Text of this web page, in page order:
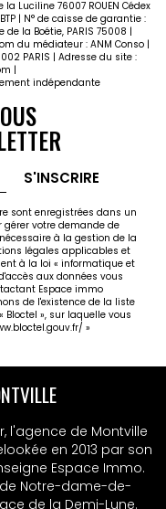
Luciline 76007 ROUEN Cédex
| N° de caisse de garantie :
de la Boétie, PARIS 75008 |
du médiateur : ANM Conso |
PARIS | Adresse du site :
|
indépendante
S'INSCRIRE
sont enregistrées dans un
votre demande de
à la gestion de la
légales applicables et
à la loi « informatique et
aux données vous
Espace immo
de l'existence de la liste
», sur laquelle vous
»
l'agence de Montville
en 2013 par son
Espace Immo.
de Notre-dame-de-
de la Demi-Lune.